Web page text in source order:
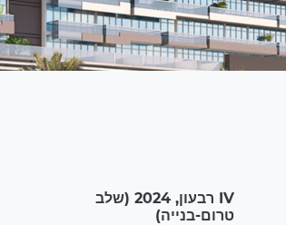
IV רבעון, 2024 (שלב
טרום-בנייה)